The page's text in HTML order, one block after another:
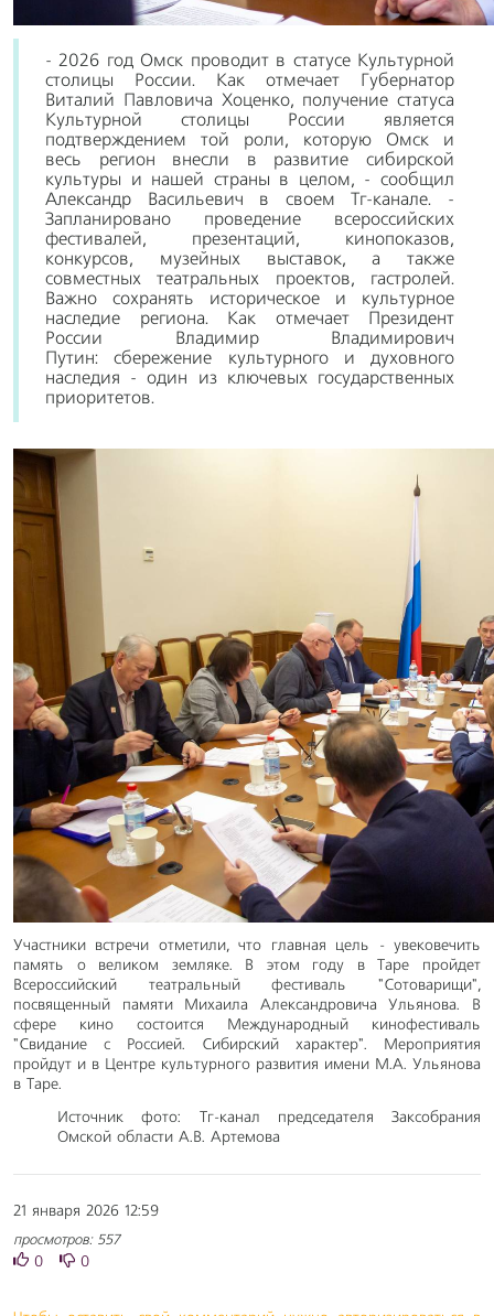
- 2026 год Омск проводит в статусе Культурной
столицы России. Как отмечает Губернатор
Виталий Павловича Хоценко, получение статуса
Культурной столицы России является
подтверждением той роли, которую Омск и
весь регион внесли в развитие сибирской
культуры и нашей страны в целом, - сообщил
Александр Васильевич в своем Тг-канале. -
Запланировано проведение всероссийских
фестивалей, презентаций, кинопоказов,
конкурсов, музейных выставок, а также
совместных театральных проектов, гастролей.
Важно сохранять историческое и культурное
наследие региона. Как отмечает Президент
России Владимир Владимирович
Путин: сбережение культурного и духовного
наследия - один из ключевых государственных
приоритетов.
Участники встречи отметили, что главная цель - увековечить
память о великом земляке. В этом году в Таре пройдет
Всероссийский театральный фестиваль "Сотоварищи",
посвященный памяти Михаила Александровича Ульянова. В
сфере кино состоится Международный кинофестиваль
"Свидание с Россией. Сибирский характер". Мероприятия
пройдут и в Центре культурного развития имени М.А. Ульянова
в Таре.
Источник фото: Тг-канал председателя Заксобрания
Омской области А.В. Артемова
21 января 2026 12:59
просмотров: 557
0 0